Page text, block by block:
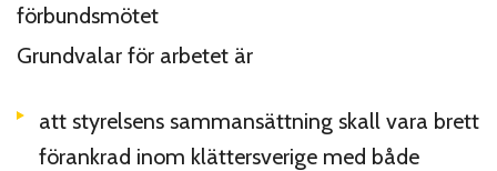
förbundsmötet
Grundvalar för arbetet är
att styrelsens sammansättning skall vara brett
förankrad inom klättersverige med både